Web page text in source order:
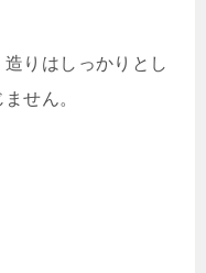
りはしっかりとし
せん。